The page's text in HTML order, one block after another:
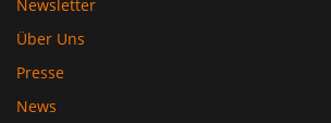
Newsletter
Über Uns
Presse
News